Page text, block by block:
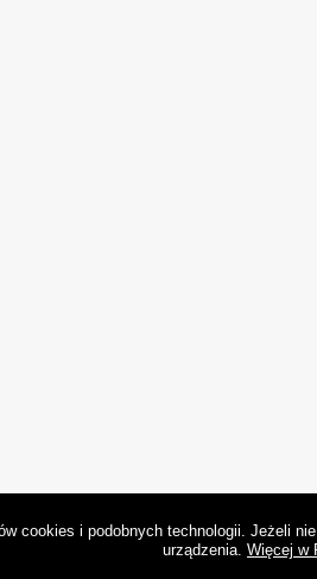
cookies i podobnych technologii. Jeżeli
urządzenia. Więcej w